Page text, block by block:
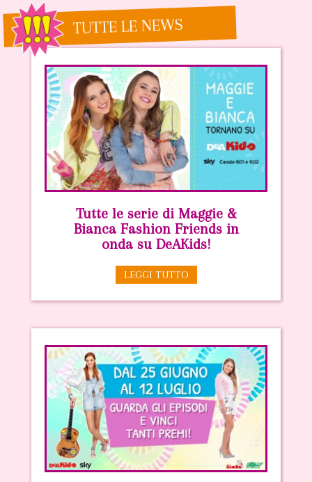
TUTTE LE NEWS
Tutte le serie di Maggie &
Bianca Fashion Friends in
onda su DeAKids!
LEGGI TUTTO